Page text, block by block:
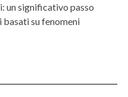
un significativo passo
su fenomeni